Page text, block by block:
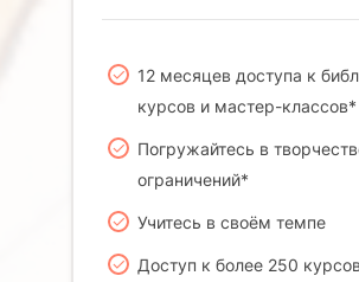
12 месяцев доступа к
курсов и мастер-классов*
Погружайтесь в
ограничений*
Учитесь в своём темпе
Доступ к более 250